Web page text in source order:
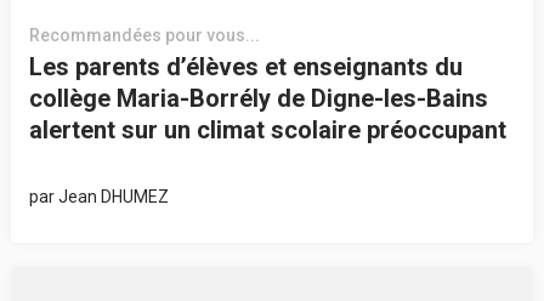
Recommandées pour vous...
Les parents d’élèves et enseignants du
collège Maria-Borrély de Digne-les-Bains
alertent sur un climat scolaire préoccupant
parJean DHUMEZ